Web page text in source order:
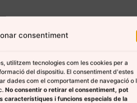
consentiment
utilitzem tecnologies com les cookies per a
del dispositiu. El consentiment d'estes
dades com el comportament de navegació o
No consentir o retirar el consentiment, pot
característiques i funcions especials de la